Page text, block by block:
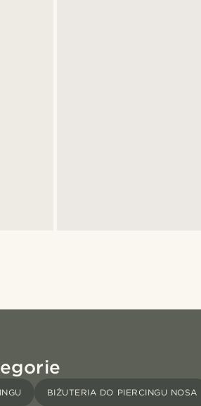
BIŻUTERIA DO PIERCINGU NOSA